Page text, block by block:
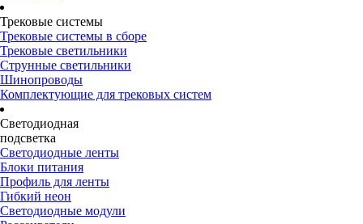
Трековые системы
Трековые системы в сборе
Трековые светильники
Струнные светильники
Шинопроводы
Комплектующие для трековых систем
Светодиодная
подсветка
Светодиодные ленты
Блоки питания
Профиль для ленты
Гибкий неон
Светодиодные модули